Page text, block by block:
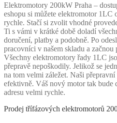
Elektromotory 200kW Praha –
eshopu si můžete elektromotor 1LC
rychle. Stačí si zvolit vhodné
Ti s vámi v krátké době doladí
doručení, platby a podobně. Po
pracovníci v našem skladu a
Všechny elektromotory řady 1LC
přepravě nepoškodily. Jelikož se
na tom velmi záležet. Naši
efektivně. Váš nový motor tak bude
adresu velmi rychle.
Prodej třífázových elektromotorů